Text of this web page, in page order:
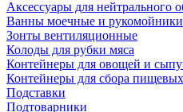
Аксессуары для нейтрального
Ванны моечные и рукомойники
Зонты вентиляционные
Колоды для рубки мяса
Контейнеры для овощей и
Контейнеры для сбора
Подставки
Подтоварники